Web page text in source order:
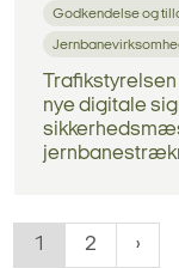
Godkendelse og
nye digitale
1 2